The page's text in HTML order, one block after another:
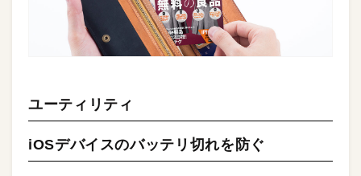
ユーティリティ
iOSデバイスのバッテリ切れを防ぐ